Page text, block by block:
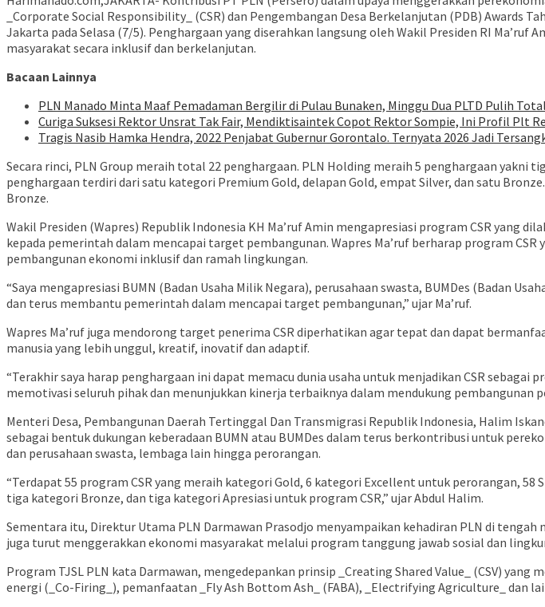
_Corporate Social Responsibility_ (CSR) dan Pengembangan Desa Berkelanjutan (PDB) Awards
Jakarta pada Selasa (7/5). Penghargaan yang diserahkan langsung oleh Wakil Presiden RI
masyarakat secara inklusif dan berkelanjutan.
Bacaan Lainnya
PLN Manado Minta Maaf Pemadaman Bergilir di Pulau Bunaken, Minggu Dua PLTD Pulih Total
Curiga Suksesi Rektor Unsrat Tak Fair, Mendiktisaintek Copot Rektor Sompie, Ini Profil Plt
Tragis Nasib Hamka Hendra, 2022 Penjabat Gubernur Gorontalo. Ternyata 2026 Jadi
Secara rinci, PLN Group meraih total 22 penghargaan. PLN Holding meraih 5 penghargaan yakni
penghargaan terdiri dari satu kategori Premium Gold, delapan Gold, empat Silver, dan satu
Bronze.
Wakil Presiden (Wapres) Republik Indonesia KH Ma’ruf Amin mengapresiasi program CSR yang
kepada pemerintah dalam mencapai target pembangunan. Wapres Ma’ruf berharap program
pembangunan ekonomi inklusif dan ramah lingkungan.
“Saya mengapresiasi BUMN (Badan Usaha Milik Negara), perusahaan swasta, BUMDes (Badan
dan terus membantu pemerintah dalam mencapai target pembangunan,” ujar Ma’ruf.
Wapres Ma’ruf juga mendorong target penerima CSR diperhatikan agar tepat dan dapat
manusia yang lebih unggul, kreatif, inovatif dan adaptif.
“Terakhir saya harap penghargaan ini dapat memacu dunia usaha untuk menjadikan CSR
memotivasi seluruh pihak dan menunjukkan kinerja terbaiknya dalam mendukung pembangunan
Menteri Desa, Pembangunan Daerah Tertinggal Dan Transmigrasi Republik Indonesia, Halim
sebagai bentuk dukungan keberadaan BUMN atau BUMDes dalam terus berkontribusi untuk
dan perusahaan swasta, lembaga lain hingga perorangan.
“Terdapat 55 program CSR yang meraih kategori Gold, 6 kategori Excellent untuk perorangan,
tiga kategori Bronze, dan tiga kategori Apresiasi untuk program CSR,” ujar Abdul Halim.
Sementara itu, Direktur Utama PLN Darmawan Prasodjo menyampaikan kehadiran PLN di
juga turut menggerakkan ekonomi masyarakat melalui program tanggung jawab sosial dan
Program TJSL PLN kata Darmawan, mengedepankan prinsip _Creating Shared Value_ (CSV)
energi (_Co-Firing_), pemanfaatan _Fly Ash Bottom Ash_ (FABA), _Electrifying Agriculture_ dan